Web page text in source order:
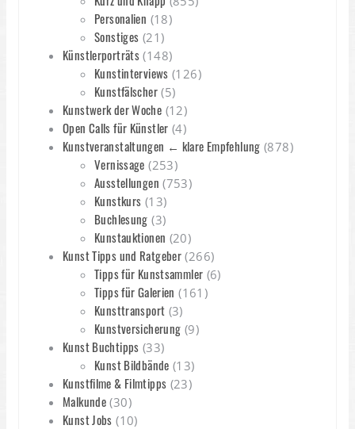
Personalien (18)
Sonstiges (21)
Künstlerporträts (148)
Kunstinterviews (126)
Kunstfälscher(5)
Kunstwerk der Woche (12)
Open Calls für Künstler (4)
Kunstveranstaltungen ← klare Empfehlung (878)
Vernissage (253)
Ausstellungen (753)
Kunstkurs (13)
Buchlesung (3)
Kunstauktionen (20)
Kunst Tipps und Ratgeber (266)
Tipps für Kunstsammler (6)
Tipps für Galerien (161)
Kunsttransport (3)
Kunstversicherung (9)
Kunst Buchtipps (33)
Kunst Bildbände (13)
Kunstfilme & Filmtipps (23)
Malkunde (30)
Kunst Jobs (10)